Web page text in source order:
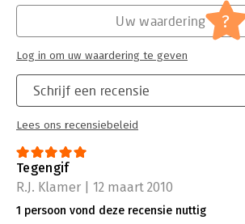
Schrijf een recensie
Lees ons recensiebeleid
Uw waardering ?
Log in om uw waardering te geven
Tegengif
R.J. Klamer | 12 maart 2010
1 persoon vond deze recensie nuttig